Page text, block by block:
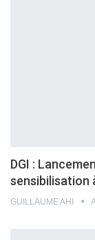
DGI :
sensibilisation
GUILLAUME AHI